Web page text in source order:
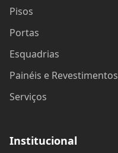
Pisos
Portas
Esquadrias
Painéis e Revestimentos
Serviços
Institucional